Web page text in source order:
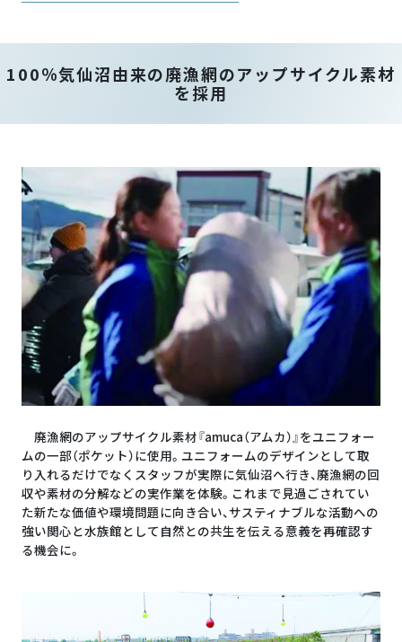
100％気仙沼由来の廃漁網のアップサイクル素材
を採用
廃漁網のアップサイクル素材『amuca（アムカ）』をユニフォー
ムの一部（ポケット）に使用。ユニフォームのデザインとして取
り入れるだけでなくスタッフが実際に気仙沼へ行き、廃漁網の回
収や素材の分解などの実作業を体験。これまで見過ごされてい
た新たな価値や環境問題に向き合い、サスティナブルな活動への
強い関心と水族館として自然との共生を伝える意義を再確認す
る機会に。